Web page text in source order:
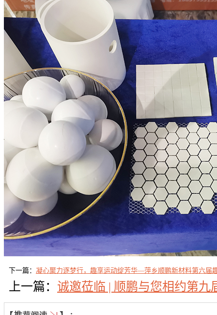
下一篇： 凝心聚力逐梦行，趣享运动绽芳华—萍乡顺鹏新材料第六届
上一篇： 诚邀莅临 | 顺鹏与您相约第九